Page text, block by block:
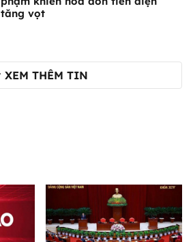
tăng vọt
XEM THÊM TIN